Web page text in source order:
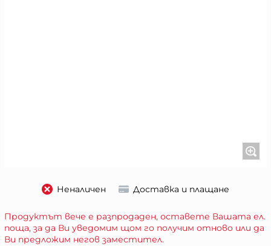
Неналичен Доставка и плащане
Продуктът вече е разпродаден, оставете Вашата ел.
поща, за да Ви уведомим щом го получим отново или да
Ви предложим негов заместител.